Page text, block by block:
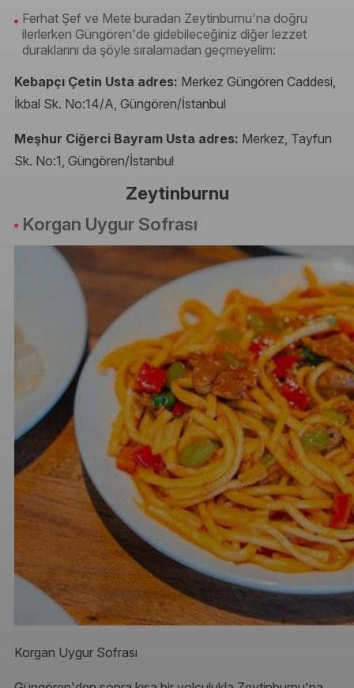
Ferhat Şef ve Mete buradan Zeytinburnu'na doğru
ilerlerken Güngören'de gidebileceğiniz diğer lezzet
duraklarını da şöyle sıralamadan geçmeyelim:
Kebapçı Çetin Usta adres: Merkez Güngören Caddesi,
İkbal Sk. No:14/A, Güngören/İstanbul
Meşhur Ciğerci Bayram Usta adres: Merkez, Tayfun
Sk. No:1, Güngören/İstanbul
Zeytinburnu
Korgan Uygur Sofrası
Korgan Uygur Sofrası